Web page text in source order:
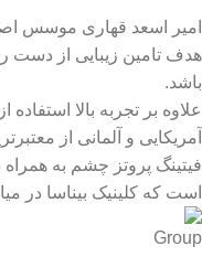
امیر اسعد قهاری موسس
هدف تامین زیبایی از دست
باشد.
علاوه بر تجربه بالا
آمریکایی و آلمانی از
فیتینگ پروتز چشم به
است که کلینیک بیناسا در